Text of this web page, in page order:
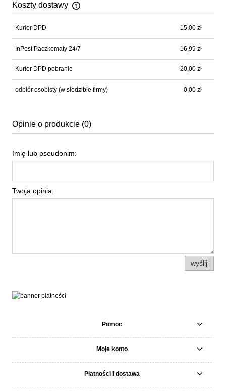
Koszty dostawy
Cena nie zawiera ewentualnych kosztów płatności
Kurier DPD 15,00 zł
InPost Paczkomaty 24/7 16,99 zł
Kurier DPD pobranie 20,00 zł
odbiór osobisty (w siedzibie firmy) 0,00 zł
Opinie o produkcie (0)
Imię lub pseudonim:
Twoja opinia:
wyślij
Pomoc
Moje konto
Płatności i dostawa